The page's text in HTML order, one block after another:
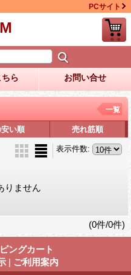
PCサイト
ら お問い合せ
一覧
い順 売れ筋順
表示件数:
りません
(0件/0件)
ングカート
| ご利用案内